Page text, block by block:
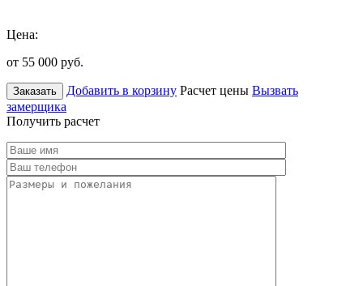
Цена:
от 55 000 руб.
Заказать Добавить в корзину Расчет цены Вызвать
замерщика
Получить расчет